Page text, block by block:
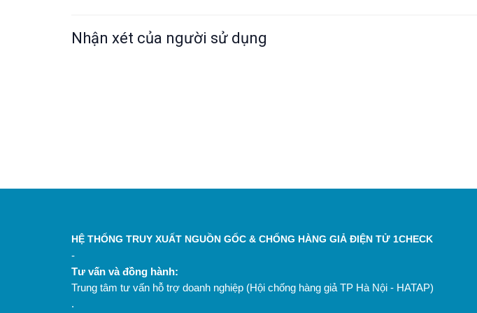
Nhận xét của người sử dụng
HỆ THỐNG TRUY XUẤT NGUỒN GỐC & CHỐNG HÀNG GIẢ ĐIỆN TỬ 1CHECK
-
Tư vấn và đồng hành:
Trung tâm tư vấn hỗ trợ doanh nghiệp (Hội chống hàng giả TP Hà Nội - HATAP)
.